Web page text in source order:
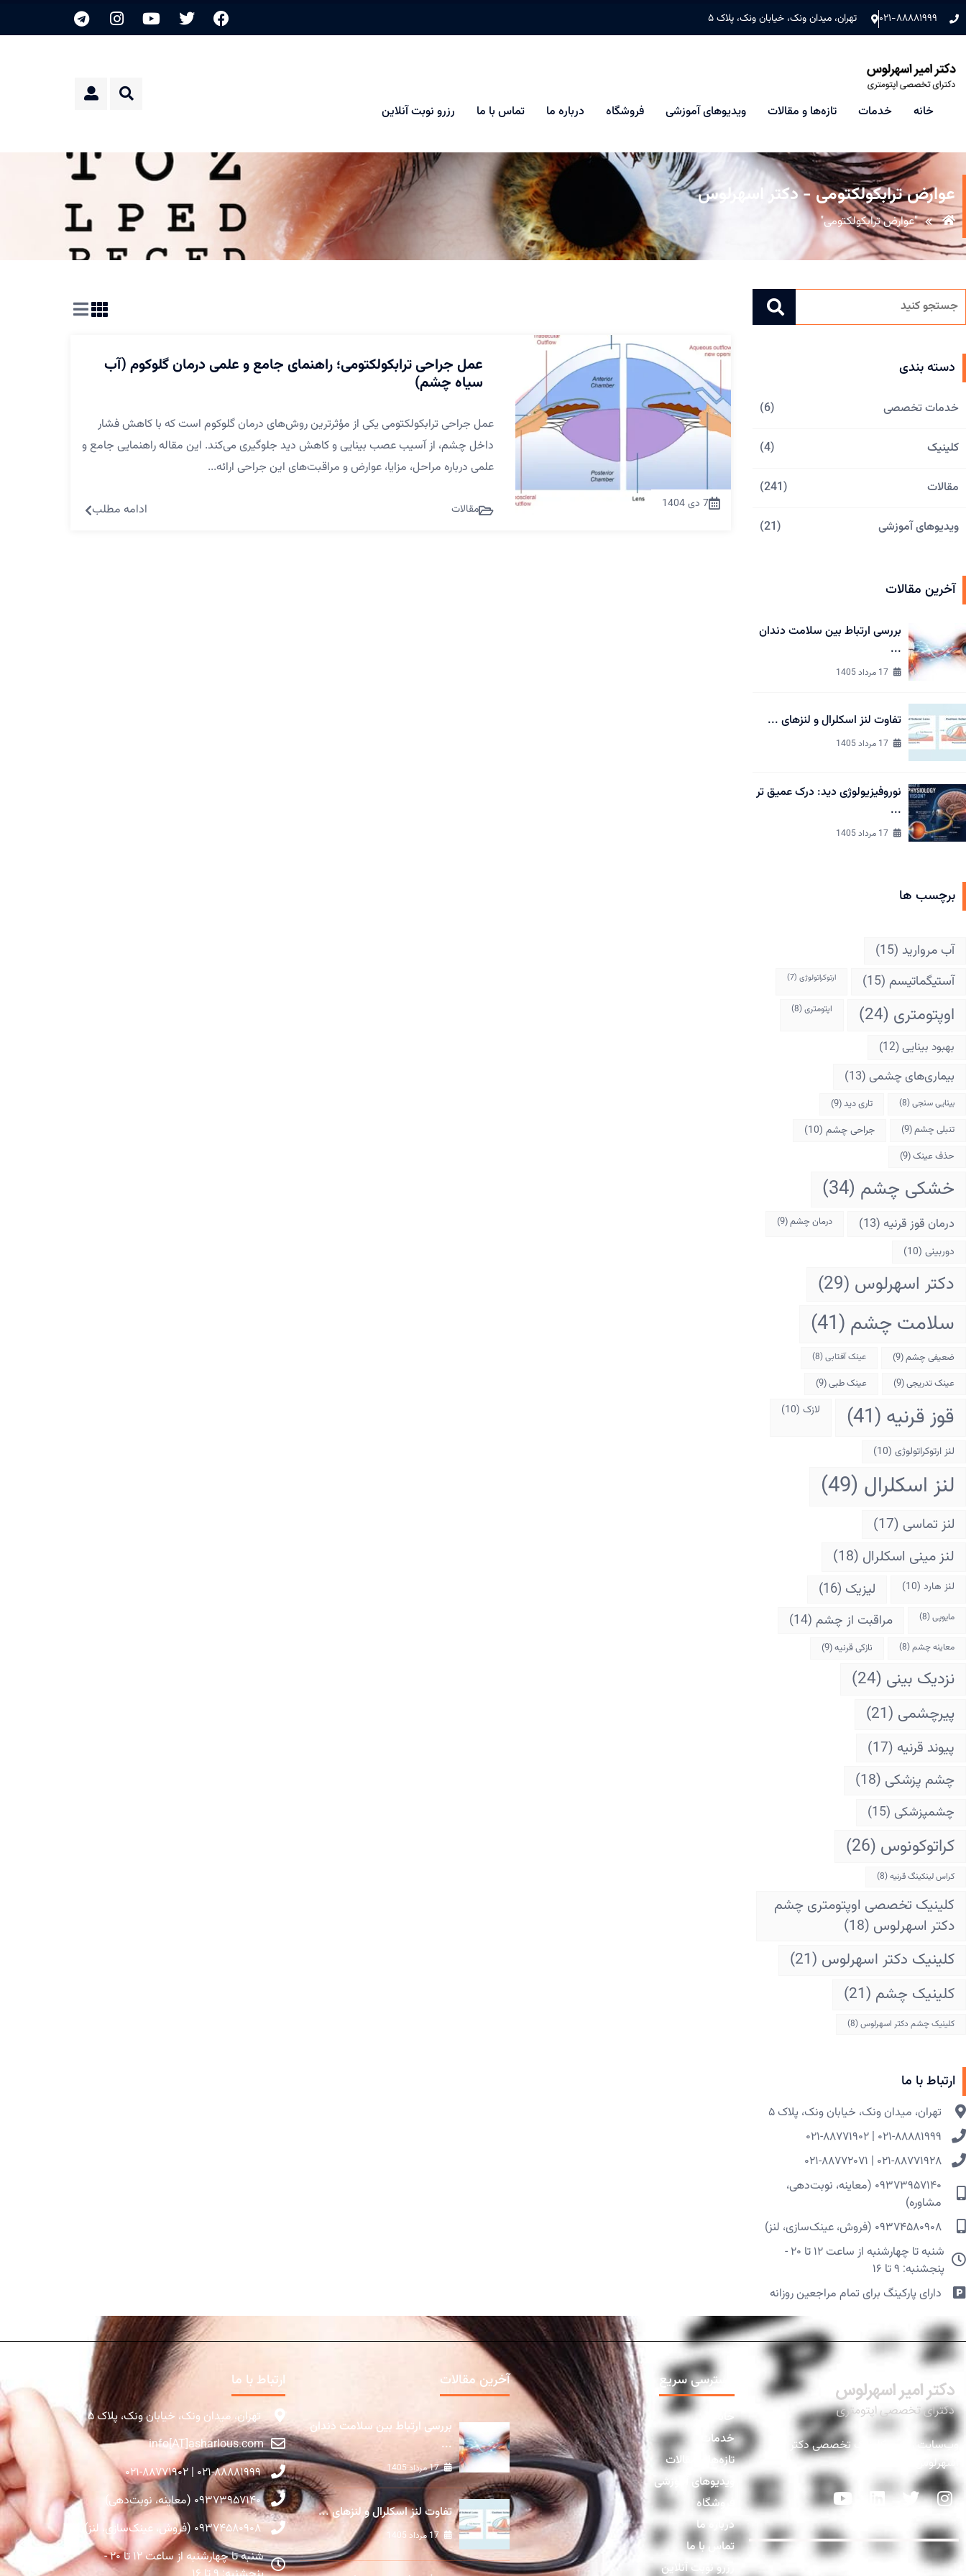
۰۲۱-۸۸۸۸۱۹۹۹ تهران، میدان ونک، خیابان ونک، پلاک ۵
خانه خدمات تازه‌ها و مقالات ویدیوهای آموزشی فروشگاه درباره ما تماس با ما رزرو نوبت آنلاین
عوارض ترابکولکتومی - دکتر اسهرلوس
"عوارض ترابکولکتومی"
دسته بندی
خدمات تخصصی (6)
کلینیک (4)
مقالات (241)
ویدیوهای آموزشی (21)
آخرین مقالات
بررسی ارتباط بین سلامت دندان
...
تفاوت لنز اسکلرال و لنزهای ...
نوروفیزیولوژی دید: درک عمیق تر
...
برچسب ها
آب مروارید (15)
آستیگماتیسم (15) ارتوکراتولوژی (7)
اوپتومتری (24) اپتومتری(8)
بهبود بینایی(12)
بیماری‌های چشمی(13)
بینایی سنجی(8) تاری دید(9)
تنبلی چشم(9) جراحی چشم (10)
حذف عینک(9)
خشکی چشم (34)
درمان قوز قرنیه(13) درمان چشم(9)
دوربینی (10)
دکتر اسهرلوس (29)
سلامت چشم (41)
ضعیفی چشم(9) عینک آفتابی(8)
عینک تدریجی(9) عینک طبی(9)
قوز قرنیه (41) لازک (10)
لنز ارتوکراتولوژی (10)
لنز اسکلرال (49)
لنز تماسی (17)
لنز مینی اسکلرال (18)
لنز هارد (10) لیزیک (16)
مایوپی(8) مراقبت از چشم (14)
معاینه چشم(8) نازکی قرنیه(9)
نزدیک بینی (24)
پیرچشمی (21)
پیوند قرنیه (17)
چشم پزشکی (18)
چشمپزشکی (15)
کراتوکونوس (26)
کراس لینکینگ قرنیه(8)
کلینیک تخصصی اوپتومتری چشم
دکتر اسهرلوس (18)
کلینیک دکتر اسهرلوس (21)
کلینیک چشم (21)
کلینیک چشم دکتر اسهرلوس(8)
ارتباط با ما
تهران، میدان ونک، خیابان ونک، پلاک ۵​
۰۲۱-۸۸۸۸۱۹۹۹ | ۰۲۱-۸۸۷۷۱۹۰۲
۰۲۱-۸۸۷۷۱۹۲۸ | ۰۲۱-۸۸۷۷۲۰۷۱
۰۹۳۷۳۹۵۷۱۴۰ (معاینه، نوبت‌دهی،
مشاوره)
۰۹۳۷۴۵۸۰۹۰۸ (فروش، عینک‌سازی، لنز)
شنبه تا چهارشنبه از ساعت ۱۲ تا ۲۰ -
پنجشنبه: ۹ تا ۱۶
دارای پارکینگ برای تمام مراجعین روزانه​
7 دی 1404
عمل جراحی ترابکولکتومی؛ راهنمای جامع و علمی درمان گلوکوم (آب
سیاه چشم)
عمل جراحی ترابکولکتومی یکی از مؤثرترین روش‌های درمان گلوکوم است که با کاهش فشار
داخل چشم، از آسیب عصب بینایی و کاهش دید جلوگیری می‌کند. این مقاله راهنمایی جامع و
علمی درباره مراحل، مزایا، عوارض و مراقبت‌های این جراحی ارائه...
مقالات ادامه مطلب
وب‌سایت رسمی کلینیک تخصصی دکتر
اسهرلوس
دسترسی سریع
خانه
خدمات
تازه‌ها و مقالات
ویدیوهای آموزشی
فروشگاه
درباره ما
تماس با ما
رزرو نوبت آنلاین
آخرین مقالات
بررسی ارتباط بین سلامت دندان
...
17 مرداد 1405
تفاوت لنز اسکلرال و لنزهای ...
ارتباط با ما
تهران، میدان ونک، خیابان ونک، پلاک ۵
info[AT]asharlous.com
۰۲۱-۸۸۸۸۱۹۹۹ | ۰۲۱-۸۸۷۷۱۹۰۲
۰۹۳۷۳۹۵۷۱۴۰ (معاینه، نوبت‌دهی)
۰۹۳۷۴۵۸۰۹۰۸ (فروش، عینک‌سازی، لنز)
شنبه تا چهارشنبه از ساعت ۱۲ تا ۲۰ -
پنجشنبه: ۹ تا ۱۶